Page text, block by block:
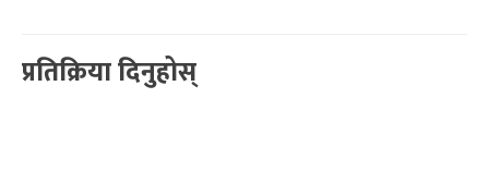
प्रतिक्रिया दिनुहोस्